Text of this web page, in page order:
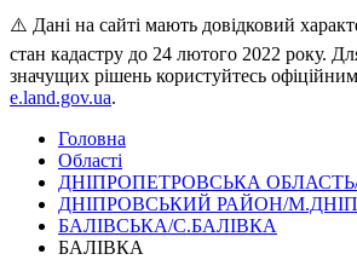
⚠️ Дані на сайті мають довідковий
стан кадастру до 24 лютого 2022 року.
значущих рішень користуйтесь
e.land.gov.ua.
Головна
Області
ДНІПРОПЕТРОВСЬКА
ДНІПРОВСЬКИЙ РАЙОН/
БАЛІВСЬКА/С.БАЛІВКА
БАЛІВКА